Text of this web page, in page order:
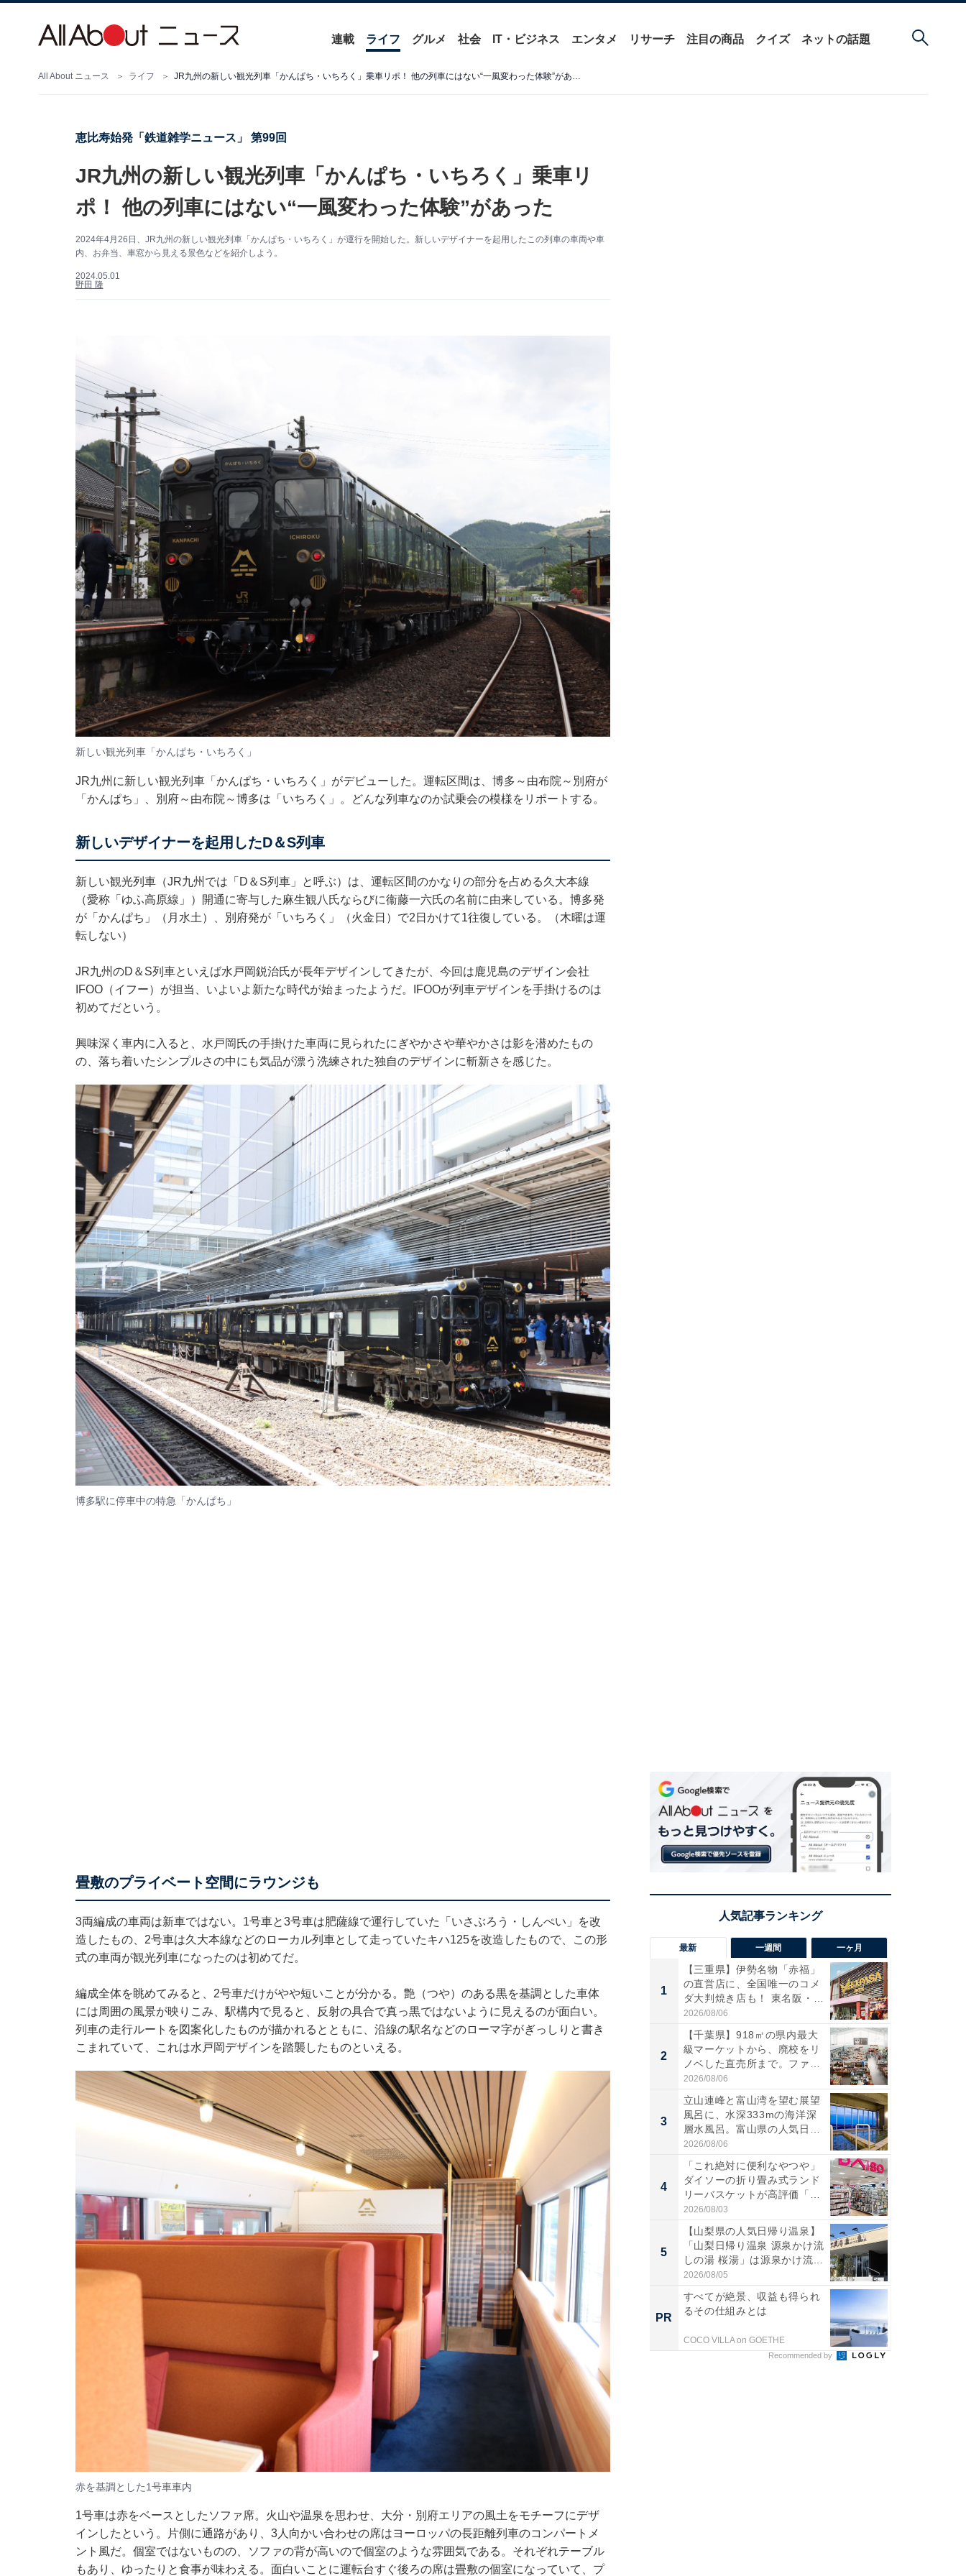
連載 ライフ グルメ 社会 IT・ビジネス エンタメ リサーチ 注目の商品 クイズ ネットの話題
All About ニュース ライフ JR九州の新しい観光列車「かんぱち・いちろく」乗車リポ！ 他の列車にはない“一風変わった体験”があった
恵比寿始発「鉄道雑学ニュース」 第99回
JR九州の新しい観光列車「かんぱち・いちろく」乗車リ
ポ！ 他の列車にはない“一風変わった体験”があった
2024年4月26日、JR九州の新しい観光列車「かんぱち・いちろく」が運行を開始した。新しいデザイナーを起用したこの列車の車両や車
内、お弁当、車窓から見える景色などを紹介しよう。
2024.05.01
野田 隆
新しい観光列車「かんぱち・いちろく」
JR九州に新しい観光列車「かんぱち・いちろく」がデビューした。運転区間は、博多～由布院～別府が
「かんぱち」、別府～由布院～博多は「いちろく」。どんな列車なのか試乗会の模様をリポートする。
新しいデザイナーを起用したD＆S列車
新しい観光列車（JR九州では「D＆S列車」と呼ぶ）は、運転区間のかなりの部分を占める久大本線
（愛称「ゆふ高原線」）開通に寄与した麻生観八氏ならびに衞藤一六氏の名前に由来している。博多発
が「かんぱち」（月水土）、別府発が「いちろく」（火金日）で2日かけて1往復している。（木曜は運
転しない）
JR九州のD＆S列車といえば水戸岡鋭治氏が長年デザインしてきたが、今回は鹿児島のデザイン会社
IFOO（イフー）が担当、いよいよ新たな時代が始まったようだ。IFOOが列車デザインを手掛けるのは
初めてだという。
興味深く車内に入ると、水戸岡氏の手掛けた車両に見られたにぎやかさや華やかさは影を潜めたもの
の、落ち着いたシンプルさの中にも気品が漂う洗練された独自のデザインに斬新さを感じた。
博多駅に停車中の特急「かんぱち」
畳敷のプライベート空間にラウンジも
3両編成の車両は新車ではない。1号車と3号車は肥薩線で運行していた「いさぶろう・しんぺい」を改
造したもの、2号車は久大本線などのローカル列車として走っていたキハ125を改造したもので、この形
式の車両が観光列車になったのは初めてだ。
編成全体を眺めてみると、2号車だけがやや短いことが分かる。艶（つや）のある黒を基調とした車体
には周囲の風景が映りこみ、駅構内で見ると、反射の具合で真っ黒ではないように見えるのが面白い。
列車の走行ルートを図案化したものが描かれるとともに、沿線の駅名などのローマ字がぎっしりと書き
こまれていて、これは水戸岡デザインを踏襲したものといえる。
赤を基調とした1号車車内
1号車は赤をベースとしたソファ席。火山や温泉を思わせ、大分・別府エリアの風土をモチーフにデザ
インしたという。片側に通路があり、3人向かい合わせの席はヨーロッパの長距離列車のコンパートメ
ント風だ。個室ではないものの、ソファの背が高いので個室のような雰囲気である。それぞれテーブル
もあり、ゆったりと食事が味わえる。面白いことに運転台すぐ後ろの席は畳敷の個室になっていて、プ
最新 一週間 一ヶ月
1
【三重県】伊勢名物「赤福」
の直営店に、全国唯一のコメ
ダ大判焼き店も！ 東名阪・
伊...
2026/08/06
2
【千葉県】918㎡の県内最大
級マーケットから、廃校をリ
ノベした直売所まで。ファ
ー...
2026/08/06
3
立山連峰と富山湾を望む展望
風呂に、水深333mの海洋深
層水風呂。富山県の人気日
帰...
2026/08/06
4
「これ絶対に便利なやつや」
ダイソーの折り畳み式ランド
リーバスケットが高評価「使
わ...
2026/08/03
5
【山梨県の人気日帰り温泉】
「山梨日帰り温泉 源泉かけ流
しの湯 桜湯」は源泉かけ流...
2026/08/05
PR
すべてが絶景、収益も得られ
るその仕組みとは
COCO VILLA on GOETHE
Recommended by